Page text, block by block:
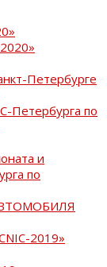
Петербурге
Петербурга по
и
по
2019»